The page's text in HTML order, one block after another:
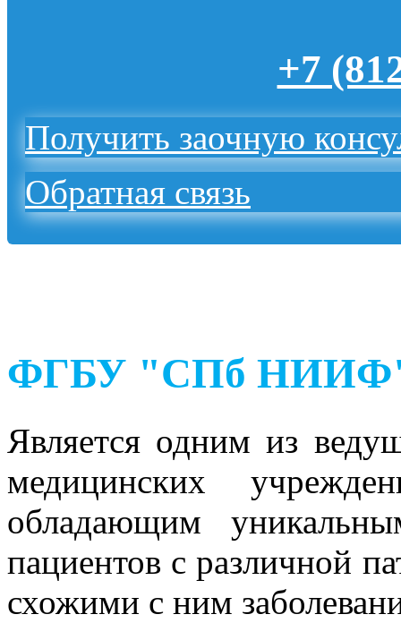
+7
Получить заочную
Обратная связь
ФГБУ "СПб НИИФ"
Является одним из
медицинских
обладающим
пациентов с различной
схожими с ним